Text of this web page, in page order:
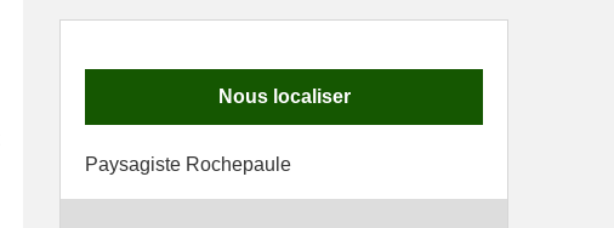
Nous localiser
Paysagiste Rochepaule